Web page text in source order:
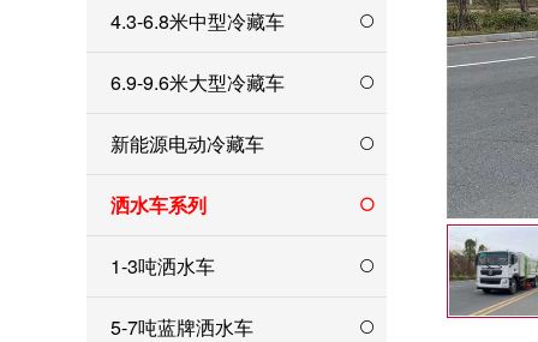
4.3-6.8米中型冷藏车
6.9-9.6米大型冷藏车
新能源电动冷藏车
洒水车系列
1-3吨洒水车
5-7吨蓝牌洒水车